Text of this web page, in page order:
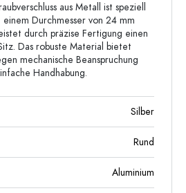
aus Metall ist speziell
Durchmesser von 24 mm
durch präzise Fertigung einen
Das robuste Material bietet
mechanische Beanspruchung
Handhabung.
Silber
Rund
Aluminium